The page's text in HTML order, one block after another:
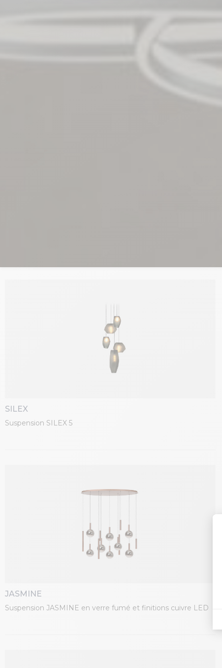
SILEX
Suspension SILEX 5
JASMINE
Suspension JASMINE en verre fumé et finitions cuivre LED